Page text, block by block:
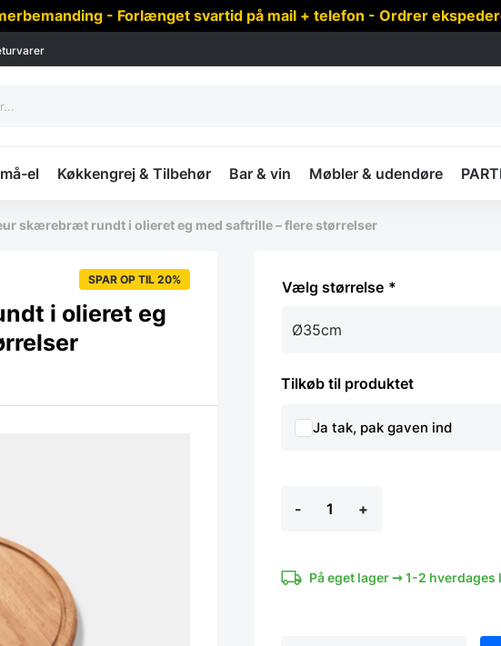
- Forlænget svartid på mail + telefon - Ordrer
el Køkkengrej & Tilbehør Bar & vin Møbler & udendøre
skærebræt rundt i olieret eg med saftrille – flere størrelser
SPAR OP TIL 20%
i olieret eg
størrelse
Tilkøb til produktet
Ja tak, pak gaven ind
-
skærebræt
eg
+
På eget lager ➞ 1-2 hverdages